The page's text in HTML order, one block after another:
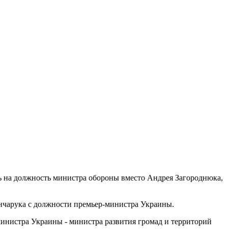
должность министра обороны вместо Андрея Загороднюка,
с должности премьер-министра Украины.
Украины - министра развития громад и территорий